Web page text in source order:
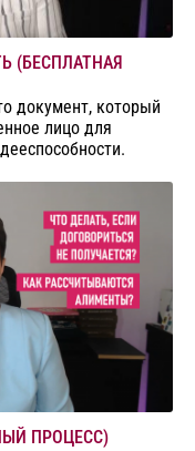
(БЕСПЛАТНАЯ
документ, который
лицо для
ПРОЦЕСС)